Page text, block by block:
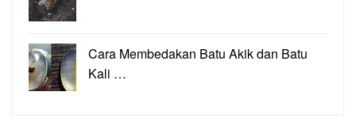
Cara Membedakan Batu Akik dan Batu
Kali …